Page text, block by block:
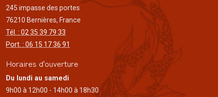
245 impasse des portes
76210 Bernières, France
Tél. : 02 35 39 79 33
Port. : 06 15 17 36 91
Horaires d'ouverture
Du lundi au samedi
9h00 à 12h00 - 14h00 à 18h30